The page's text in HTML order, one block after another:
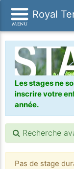
Royal
Les stages ne
inscrire votre
année.
Recherche
Pas de stage